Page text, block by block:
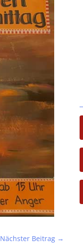
Nächster Beitrag→